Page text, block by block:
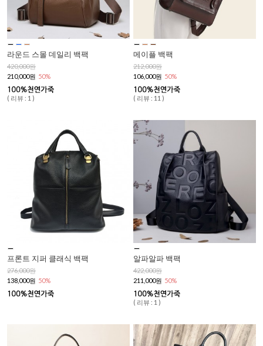
라운드 스몰 데일리 백팩
420,000원
210,000원 50%
( 리뷰 : 1 )
메이플 백팩
212,000원
106,000원 50%
( 리뷰 : 11 )
프론트 지퍼 클래식 백팩
276,000원
138,000원 50%
알파알파 백팩
422,000원
211,000원 50%
( 리뷰 : 1 )